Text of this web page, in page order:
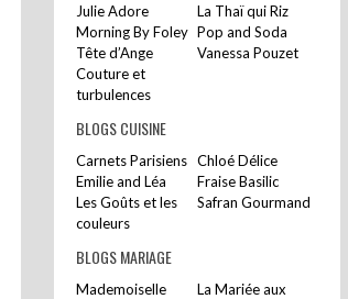
Julie Adore
La Thaï qui Riz
Morning By Foley Pop and Soda
Tête d’Ange
Vanessa Pouzet
Couture et
turbulences
BLOGS CUISINE
Carnets Parisiens Chloé Délice
Emilie and Léa
Fraise Basilic
Les Goûts et les
couleurs
Safran Gourmand
BLOGS MARIAGE
Mademoiselle
La Mariée aux